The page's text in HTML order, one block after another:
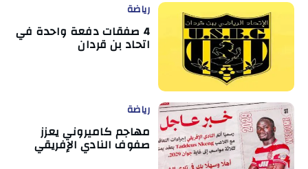
رياضة
4 صفقات دفعة واحدة في
اتحاد بن قردان
رياضة
مهاجم كاميروني يعزز
صفوف النادي الإفريقي